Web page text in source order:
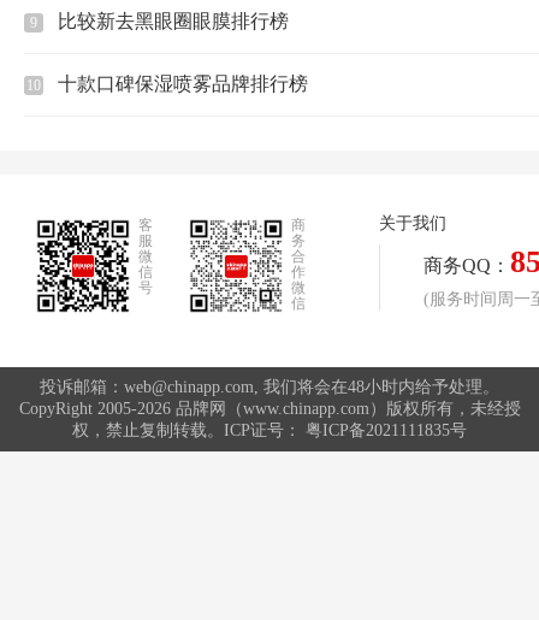
9 比较新去黑眼圈眼膜排行榜
10 十款口碑保湿喷雾品牌排行榜
客
服
微
信
号
商
务
合
作
微
信
关于我们
商务QQ：
(服务时间周一
投诉邮箱：web@chinapp.com, 我们将会在48小时内给予处理。
CopyRight 2005-2026 品牌网（www.chinapp.com）版权所有，未经授
权，禁止复制转载。ICP证号： 粤ICP备2021111835号